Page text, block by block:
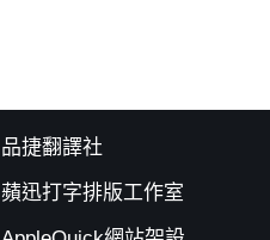
品捷翻譯社
蘋迅打字排版工作室